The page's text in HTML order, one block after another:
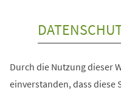
Durch die Nutzung dieser
einverstanden, dass diese